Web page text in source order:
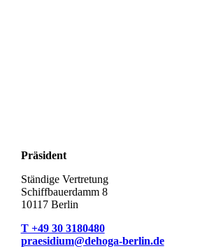
Präsident
Ständige Vertretung
Schiffbauerdamm 8
10117 Berlin
T +49 30 3180480
praesidium@dehoga-berlin.de